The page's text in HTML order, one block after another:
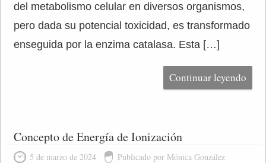
del metabolismo celular en diversos organismos,
pero dada su potencial toxicidad, es transformado
enseguida por la enzima catalasa. Esta […]
Continuar leyendo
Concepto de Energía de Ionización
5 de marzo de 2024 Publicado por Mónica González